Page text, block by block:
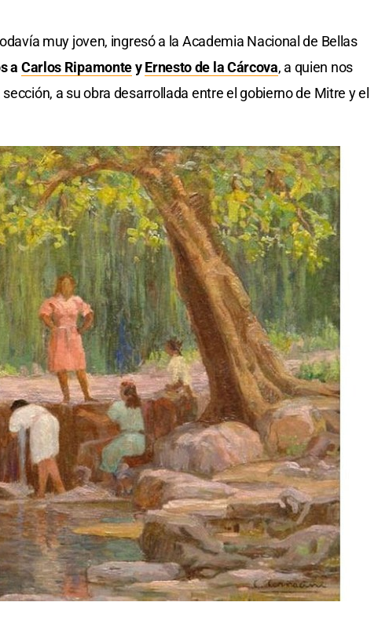
muy joven, ingresó a la Academia Nacional de Bellas
a Carlos RipamonteyErnesto de la Cárcova, a quien nos
a su obra desarrollada entre el gobierno de Mitre y el